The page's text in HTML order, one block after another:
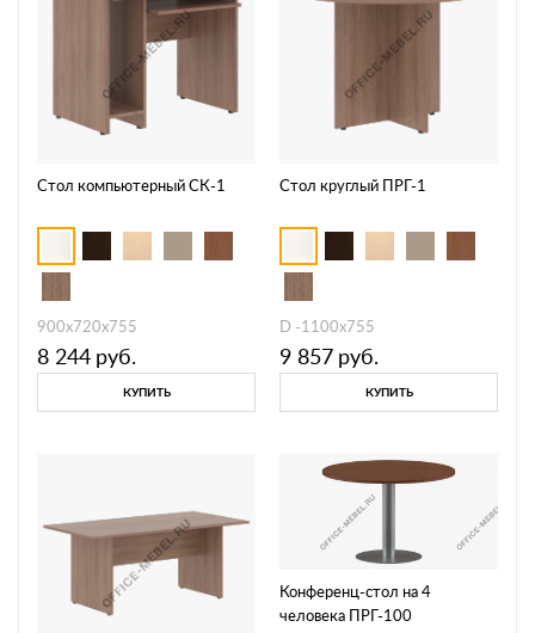
Стол компьютерный СК-1
900х720х755
8 244 руб.
КУПИТЬ
Стол круглый ПРГ-1
D -1100х755
9 857 руб.
КУПИТЬ
Конференц-стол на 4
человека ПРГ-100